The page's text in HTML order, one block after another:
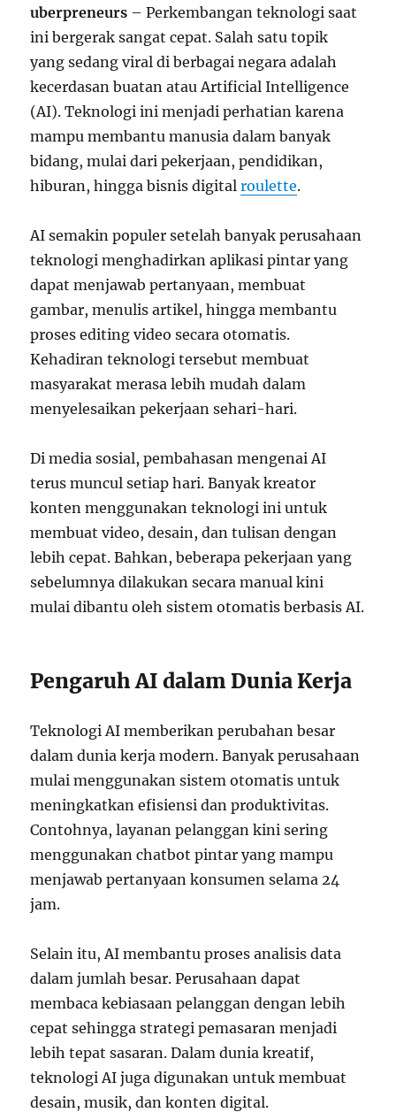
uberpreneurs – Perkembangan teknologi saat
ini bergerak sangat cepat. Salah satu topik
yang sedang viral di berbagai negara adalah
kecerdasan buatan atau Artificial Intelligence
(AI). Teknologi ini menjadi perhatian karena
mampu membantu manusia dalam banyak
bidang, mulai dari pekerjaan, pendidikan,
hiburan, hingga bisnis digitalroulette.
AI semakin populer setelah banyak perusahaan
teknologi menghadirkan aplikasi pintar yang
dapat menjawab pertanyaan, membuat
gambar, menulis artikel, hingga membantu
proses editing video secara otomatis.
Kehadiran teknologi tersebut membuat
masyarakat merasa lebih mudah dalam
menyelesaikan pekerjaan sehari-hari.
Di media sosial, pembahasan mengenai AI
terus muncul setiap hari. Banyak kreator
konten menggunakan teknologi ini untuk
membuat video, desain, dan tulisan dengan
lebih cepat. Bahkan, beberapa pekerjaan yang
sebelumnya dilakukan secara manual kini
mulai dibantu oleh sistem otomatis berbasis AI.
Pengaruh AI dalam Dunia Kerja
Teknologi AI memberikan perubahan besar
dalam dunia kerja modern. Banyak perusahaan
mulai menggunakan sistem otomatis untuk
meningkatkan efisiensi dan produktivitas.
Contohnya, layanan pelanggan kini sering
menggunakan chatbot pintar yang mampu
menjawab pertanyaan konsumen selama 24
jam.
Selain itu, AI membantu proses analisis data
dalam jumlah besar. Perusahaan dapat
membaca kebiasaan pelanggan dengan lebih
cepat sehingga strategi pemasaran menjadi
lebih tepat sasaran. Dalam dunia kreatif,
teknologi AI juga digunakan untuk membuat
desain, musik, dan konten digital.